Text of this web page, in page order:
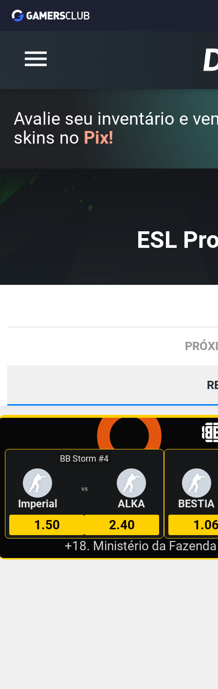
Avalie seu inventário e
skins no Pix!
ESL
BB Storm #4
Imperial
VS
ALKA
1.50 2.40
BESTIA
+18. Ministério da